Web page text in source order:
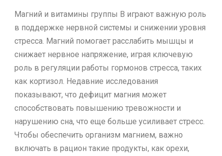
Магний и витамины группы B играют важную роль
в поддержке нервной системы и снижении уровня
стресса. Магний помогает расслабить мышцы и
снижает нервное напряжение, играя ключевую
роль в регуляции работы гормонов стресса, таких
как кортизол. Недавние исследования
показывают, что дефицит магния может
способствовать повышению тревожности и
нарушению сна, что еще больше усиливает стресс.
Чтобы обеспечить организм магнием, важно
включать в рацион такие продукты, как орехи,